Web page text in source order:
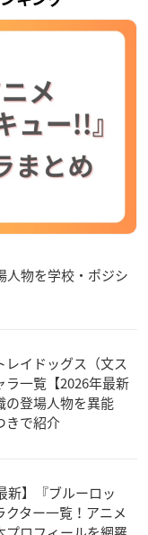
人物を学校・ポジシ
レイドッグス（文ス
ラ一覧【2026年最新
の登場人物を異能
きで紹介
新】『ブルーロッ
クター一覧！アニメ